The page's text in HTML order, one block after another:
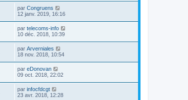
par Congruens
12 janv. 2019, 16:16
par telecoms-info
10 déc. 2018, 10:39
par Arverniales
18 nov. 2018, 10:54
par eDonovan
09 oct. 2018, 22:02
par infocfdcgt
23 avr. 2018, 12:28